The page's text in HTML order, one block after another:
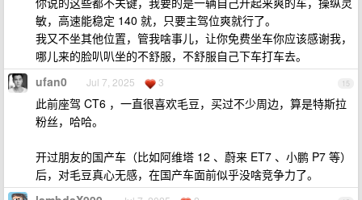
敏，高速能稳定 140 就，只要主驾位爽就行了。
我又不坐其他位置，管我啥事儿，让你免费坐车你应该感谢我，
哪儿来的脸叭叭坐的不舒服，不舒服自己下车打车去。
15
ufan0 Jul 7, 2025 3
此前座驾 CT6 ，一直很喜欢毛豆，买过不少周边，算是特斯拉
粉丝，哈哈。
开过朋友的国产车（比如阿维塔 12 、蔚来 ET7 、小鹏 P7 等）
后，对毛豆真心无感，在国产车面前似乎没啥竞争力了。